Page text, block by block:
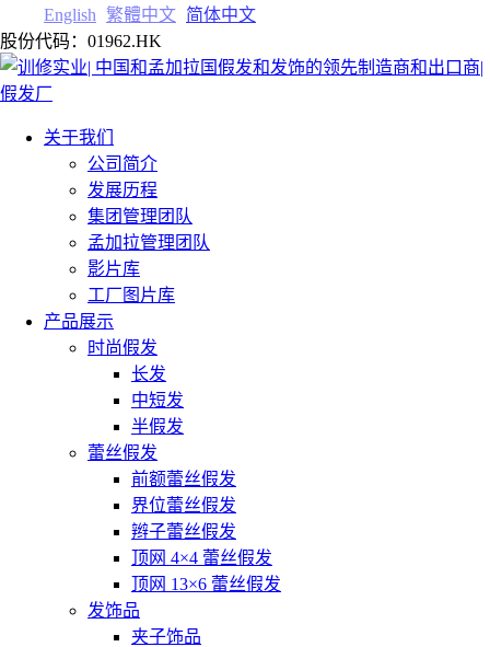
English 繁體中文 简体中文
股份代码：01962.HK
关于我们
公司简介
发展历程
集团管理团队
孟加拉管理团队
影片库
工厂图片库
产品展示
时尚假发
长发
中短发
半假发
蕾丝假发
前额蕾丝假发
界位蕾丝假发
辫子蕾丝假发
顶网 4×4 蕾丝假发
顶网 13×6 蕾丝假发
发饰品
夹子饰品